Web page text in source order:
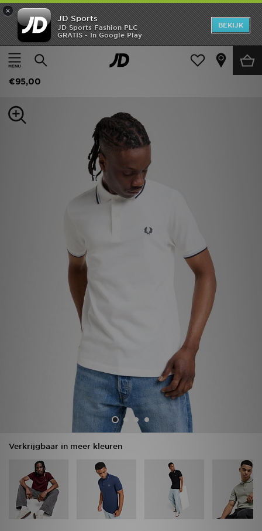
×
JD Sports
JD Sports Fashion PLC
GRATIS - In Google Play
BEKIJK
Thuis
Mannen Herenkleding Poloshirts
Fred Perry Twin Tipped Polo Shirt
€95,00
Verkrijgbaar in meer kleuren
New In
Heren
Collecties
Download de app
Winkel Zoeken
Bestelling Traceren